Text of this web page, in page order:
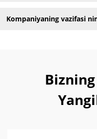
Kompaniyaning vazifasi
Bizning